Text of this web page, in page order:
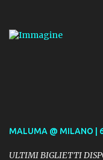
MALUMA @ MILANO |
ULTIMI BIGLIETTI